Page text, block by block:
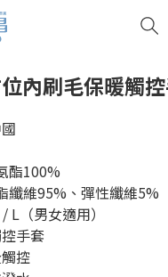
內刷毛保暖觸
氨酯100%
酯纖維95%、彈性纖維5%
（男女適用）
手套
控